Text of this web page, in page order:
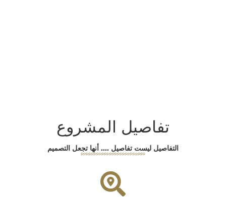
تفاصيل المشروع
التفاصيل ليست تفاصيل .... أنها تجعل التصميم